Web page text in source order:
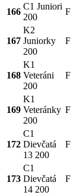
166
C1 Juniori
200
F
167
K2
Juniorky
200
F
168
K1
Veteráni
200
F
169
K1
Veteránky
200
F
172
C1
Dievčatá
13 200
F
173
C1
Dievčatá
14 200
F